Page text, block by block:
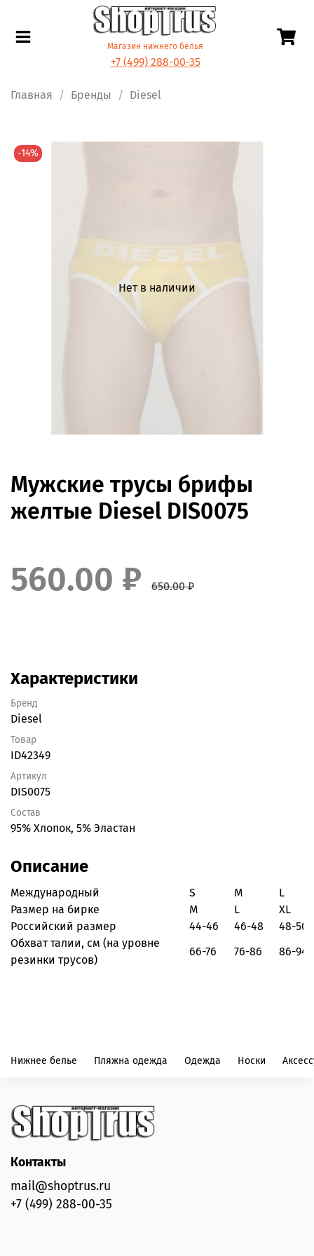
Магазин нижнего белья
+7 (499) 288-00-35
Главная Бренды Diesel
Нет в наличии
-14%
Мужские трусы брифы
желтые Diesel DIS0075
560.00 ₽ 650.00 ₽
Характеристики
Бренд
Diesel
Товар
ID42349
Артикул
DIS0075
Состав
95% Хлопок, 5% Эластан
Описание
Международный S M
L
Размер на бирке
M L
XL
Российский размер
44-46 46-48
48-50
Обхват талии, см (на уровне
резинки трусов)
66-76 76-86 86-94
Нижнее белье Пляжна одежда Одежда Носки
Контакты
mail@shoptrus.ru
+7 (499) 288-00-35